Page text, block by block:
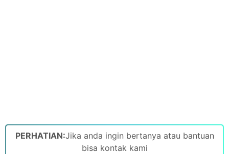
PERHATIAN:Jika anda ingin bertanya atau bantuan
bisa kontak kami